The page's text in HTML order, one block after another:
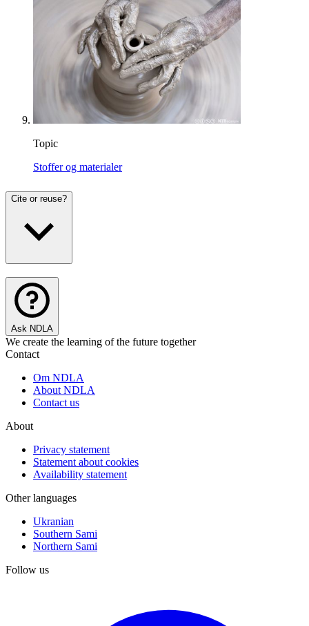
Topic
Stoffer og materialer
Cite or reuse?
Ask NDLA
We create the learning of the future together
Contact
Om NDLA
About NDLA
Contact us
About
Privacy statement
Statement about cookies
Availability statement
Other languages
Ukranian
Southern Sami
Northern Sami
Follow us